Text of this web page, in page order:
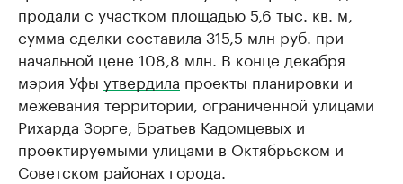
продали с участком площадью 5,6 тыс. кв. м,
сумма сделки составила 315,5 млн руб. при
начальной цене 108,8 млн. В конце декабря
мэрия Уфы утвердила проекты планировки и
межевания территории, ограниченной улицами
Рихарда Зорге, Братьев Кадомцевых и
проектируемыми улицами в Октябрьском и
Советском районах города.